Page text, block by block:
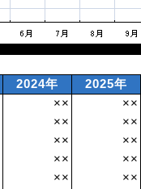
2024年
2025年
××
××
××
××
××
××
××
××
××
××